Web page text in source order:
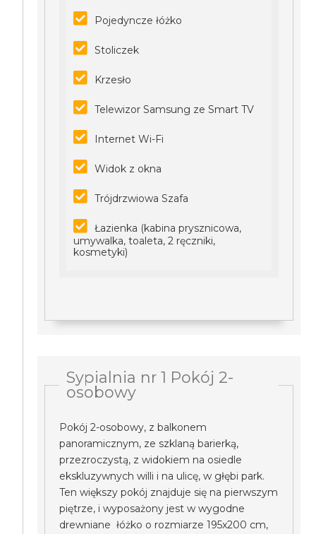
Pojedyncze łóżko
Stoliczek
Krzesło
Telewizor Samsung ze Smart TV
Internet Wi-Fi
Widok z okna
Trójdrzwiowa Szafa
Łazienka (kabina prysznicowa,
umywalka, toaleta, 2 ręczniki,
kosmetyki)
Sypialnia nr 1 Pokój 2-
osobowy
Pokój 2-osobowy, z balkonem
panoramicznym, ze szklaną barierką,
przezroczystą, z widokiem na osiedle
ekskluzywnych willi i na ulicę, w głębi park.
Ten większy pokój znajduje się na pierwszym
piętrze, i wyposażony jest w wygodne
drewniane łóżko o rozmiarze 195x200 cm,